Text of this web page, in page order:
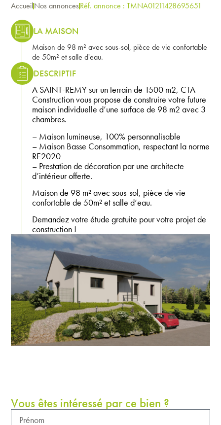
AccueilNos annoncesRéf. annonce : TMNA01211428695651
LA MAISON
Maison de 98 m² avec sous-sol, pièce de vie confortable
de 50m² et salle d'eau.
DESCRIPTIF
A SAINT-REMY sur un terrain de 1500 m2, CTA
Construction vous propose de construire votre future
maison individuelle d’une surface de 98 m2 avec 3
chambres.
– Maison lumineuse, 100% personnalisable
– Maison Basse Consommation, respectant la norme
RE2020
– Prestation de décoration par une architecte
d’intérieur offerte.
Maison de 98 m² avec sous-sol, pièce de vie
confortable de 50m² et salle d’eau.
Demandez votre étude gratuite pour votre projet de
construction !
Vous êtes intéressé par ce bien ?